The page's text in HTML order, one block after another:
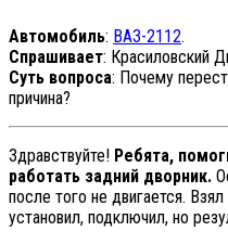
Автомобиль: ВАЗ-2112.
Спрашивает: Красиловский
Суть вопроса: Почему
причина?
Здравствуйте! Ребята,
работать задний дворник.
после того не двигается.
установил, подключил, но